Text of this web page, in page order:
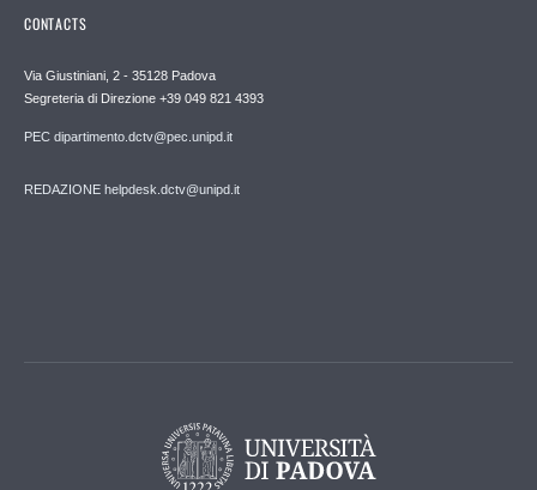
CONTACTS
Via Giustiniani, 2 - 35128 Padova
Segreteria di Direzione +39 049 821 4393
PEC dipartimento.dctv@pec.unipd.it
REDAZIONE helpdesk.dctv@unipd.it